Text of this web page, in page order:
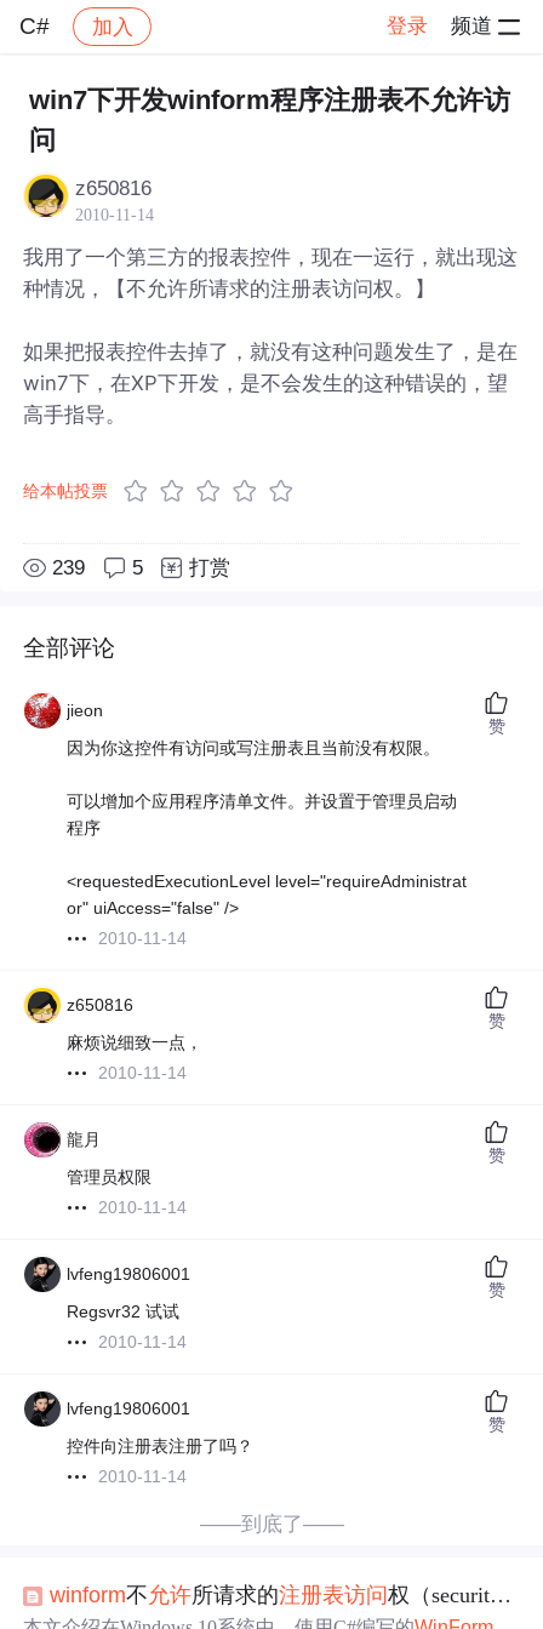
C# 加入 登录 频道
社区 C# 帖子详情
win7下开发winform程序注册表不允许访
问
z650816
2010-11-14
我用了一个第三方的报表控件，现在一运行，就出现这
种情况，【不允许所请求的注册表访问权。】
如果把报表控件去掉了，就没有这种问题发生了，是在
win7下，在XP下开发，是不会发生的这种错误的，望
高手指导。
给本帖投票
239 5 打赏
全部评论
jieon
因为你这控件有访问或写注册表且当前没有权限。
可以增加个应用程序清单文件。并设置于管理员启动
程序
<requestedExecutionLevel level="requireAdministrat
or" uiAccess="false" />
2010-11-14
赞
z650816
麻烦说细致一点，
2010-11-14
赞
龍月
管理员权限
2010-11-14
赞
lvfeng19806001
Regsvr32 试试
2010-11-14
赞
lvfeng19806001
控件向注册表注册了吗？
2010-11-14
赞
——到底了——
winform不允许所请求的注册表访问权（securityexception）